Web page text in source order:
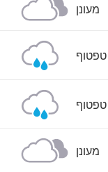
מעונן
טפטוף
טפטוף
מעונן